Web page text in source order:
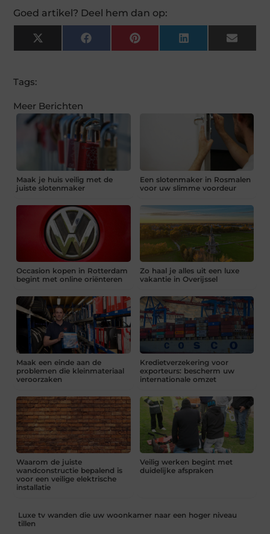
Goed artikel? Deel hem dan op:
X
(Twitter)
FacebookPinterest LinkedIn Email
Tags:
Meer Berichten
Maak je huis veilig met de
juiste slotenmaker
Een slotenmaker in Rosmalen
voor uw slimme voordeur
Occasion kopen in Rotterdam
begint met online oriënteren
Zo haal je alles uit een luxe
vakantie in Overijssel
Maak een einde aan de
problemen die kleinmateriaal
veroorzaken
Kredietverzekering voor
exporteurs: bescherm uw
internationale omzet
Waarom de juiste
wandconstructie bepalend is
voor een veilige elektrische
installatie
Veilig werken begint met
duidelijke afspraken
Luxe tv wanden die uw woonkamer naar een hoger niveau
tillen